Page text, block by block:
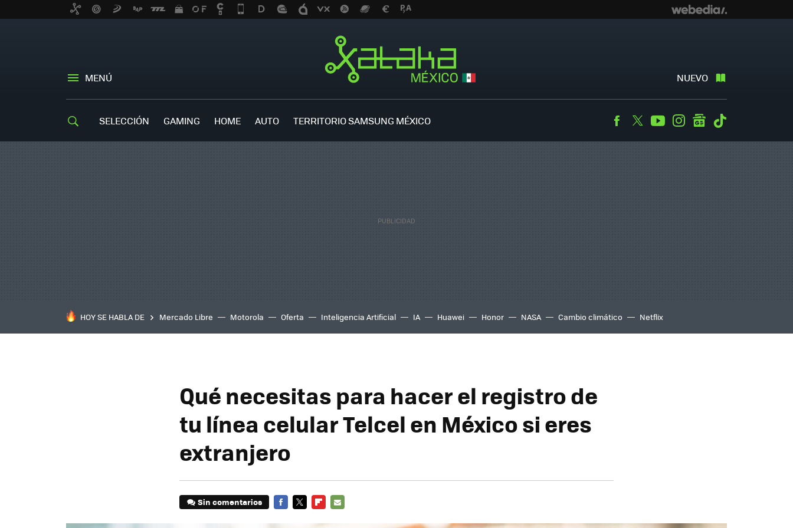
MENÚ NUEVO
SELECCIÓN GAMING HOME AUTO TERRITORIO SAMSUNG MÉXICO Facebook
TwitterYoutubeInstagramgooglenews
HOY SE HABLA DE Mercado Libre Motorola Oferta Inteligencia Artificial IA Huawei Honor NASA Cambio climático Netflix
Qué necesitas para hacer el registro de
tu línea celular Telcel en México si eres
extranjero
Sin comentarios